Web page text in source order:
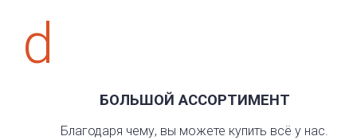
d
БОЛЬШОЙ АССОРТИМЕНТ
Благодаря чему, вы можете купить всё у нас.